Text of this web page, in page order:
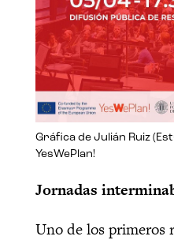
Gráfica de Julián Ruiz
YesWePlan!
Jornadas
Uno de los primeros